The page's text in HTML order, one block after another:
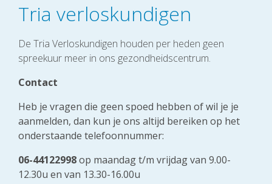
Tria verloskundigen
De Tria Verloskundigen houden per heden geen
spreekuur meer in ons gezondheidscentrum.
Contact
Heb je vragen die geen spoed hebben of wil je je
aanmelden, dan kun je ons altijd bereiken op het
onderstaande telefoonnummer:
06-44122998op maandag t/m vrijdag van 9.00-
12.30u en van 13.30-16.00u